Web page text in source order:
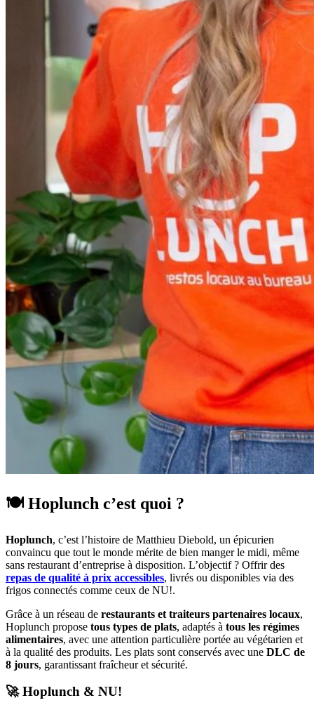
🍽️ Hoplunch c’est quoi ?
Hoplunch, c’est l’histoire de Matthieu Diebold, un épicurien
convaincu que tout le monde mérite de bien manger le midi, même
sans restaurant d’entreprise à disposition. L’objectif ? Offrir des
repas de qualité à prix accessibles, livrés ou disponibles via des
frigos connectés comme ceux de NU!.
Grâce à un réseau de restaurants et traiteurs partenaires locaux,
Hoplunch propose tous types de plats, adaptés à tous les régimes
alimentaires, avec une attention particulière portée au végétarien et
à la qualité des produits. Les plats sont conservés avec une DLC de
8 jours, garantissant fraîcheur et sécurité.
🚀 Hoplunch & NU!